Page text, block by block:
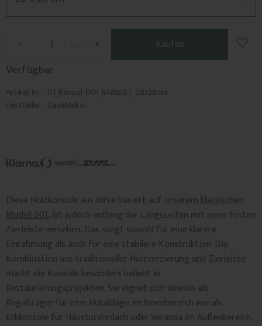
+
- Kaufen
Zu
Verfügbar
Artikel-Nr. 01_Konsol-001_RAMLIST_28x28cm
Hersteller Gaveldekor
Diese Holzkonsole aus Birke basiert aufunserem klassischen
Modell 001, ist jedoch entlang der Längsseiten mit einer festen
Zierleiste versehen. Das sorgt sowohl für eine klarere
Einrahmung als auch für eine stabilere Konstruktion. Die
Kombination aus traditioneller Holzverzierung und Zierleiste
macht die Konsole besonders beliebt in
Restaurierungsprojekten. Sie eignet sich ebenso als
Regalträger für eine Hutablage im Innenbereich wie als
Eckkonsole für Haustürvordach oder Veranda im Außenbereich.